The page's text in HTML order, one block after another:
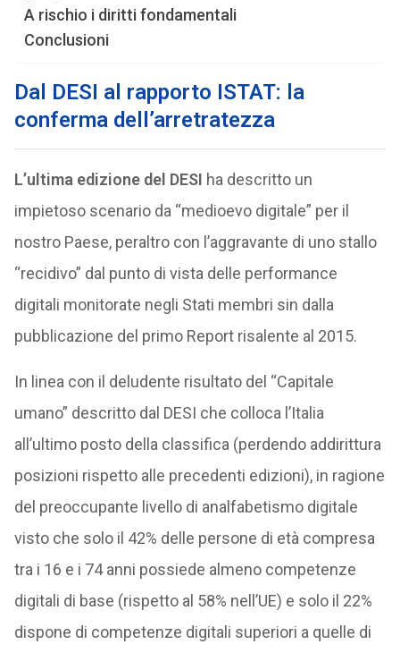
A rischio i diritti fondamentali
Conclusioni
Dal DESI al rapporto ISTAT: la
conferma dell’arretratezza
L’ultima edizione del DESI ha descritto un
impietoso scenario da “medioevo digitale” per il
nostro Paese, peraltro con l’aggravante di uno stallo
“recidivo” dal punto di vista delle performance
digitali monitorate negli Stati membri sin dalla
pubblicazione del primo Report risalente al 2015.
In linea con il deludente risultato del “Capitale
umano” descritto dal DESI che colloca l’Italia
all’ultimo posto della classifica (perdendo addirittura
posizioni rispetto alle precedenti edizioni), in ragione
del preoccupante livello di analfabetismo digitale
visto che solo il 42% delle persone di età compresa
tra i 16 e i 74 anni possiede almeno competenze
digitali di base (rispetto al 58% nell’UE) e solo il 22%
dispone di competenze digitali superiori a quelle di